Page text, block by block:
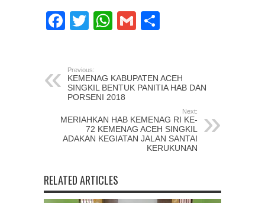
Facebook
TwitterWhatsApp
Gmail
Previous:
KEMENAG KABUPATEN ACEH
SINGKIL BENTUK PANITIA HAB DAN
PORSENI 2018
Next:
MERIAHKAN HAB KEMENAG RI KE-
72 KEMENAG ACEH SINGKIL
ADAKAN KEGIATAN JALAN SANTAI
KERUKUNAN
RELATED ARTICLES